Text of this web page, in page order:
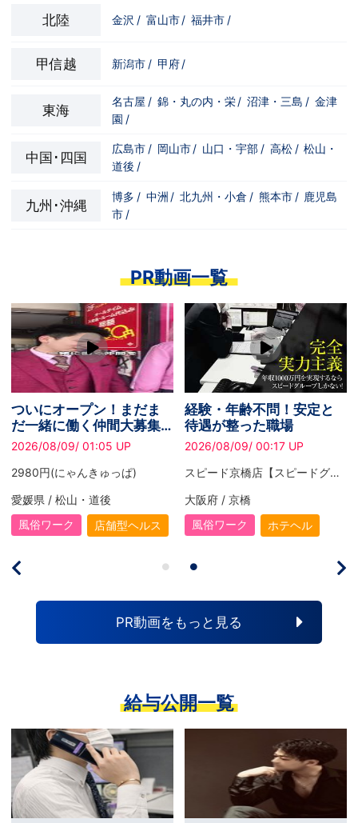
北陸 金沢 / 富山市 / 福井市 /
甲信越 新潟市 / 甲府 /
東海
名古屋 / 錦・丸の内・栄 / 沼津・三島 / 金津
園 /
中国･四国
広島市 / 岡山市 / 山口・宇部 / 高松 / 松山・
道後 /
九州･沖縄
博多 / 中洲 / 北九州・小倉 / 熊本市 / 鹿児島
市 /
PR動画一覧
ついにオープン！まだま
だ一緒に働く仲間大募集
中です！
2026/08/09/ 01:05 UP
2980円(にゃんきゅっぱ)
愛媛県 / 松山・道後
風俗ワーク
店舗型ヘルス
経験・年齢不問！安定と
待遇が整った職場
2026/08/09/ 00:17 UP
スピード京橋店【スピードグループ】
大阪府 / 京橋
風俗ワーク
ホテヘル
PR動画をもっと見る
給与公開一覧